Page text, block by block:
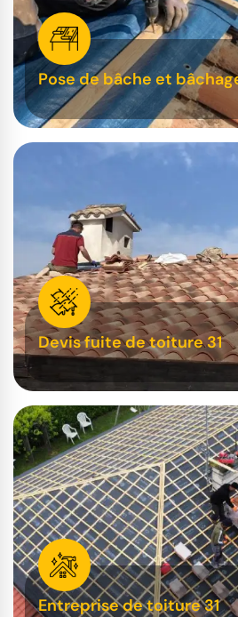
Pose de bâche et
Devis fuite de toiture 31
Entreprise de toiture 31